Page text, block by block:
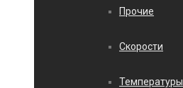
Прочие
Скорости
Температуры